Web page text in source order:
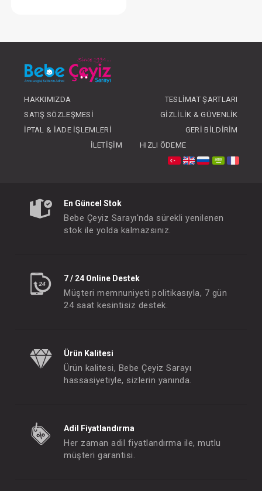
OLUNUZ
HAKKIMIZDA
TESLIMAT ŞARTLARI
SATIŞ SÖZLEŞMESI
GIZLILIK & GÜVENLIK
İPTAL & İADE İŞLEMLERI
GERI BILDIRIM
İLETIŞIM
HIZLI ÖDEME
En Güncel Stok
Bebe Çeyiz Sarayı'nda sürekli yenilenen
stok ile yolda kalmazsınız.
7 / 24 Online Destek
Müşteri memnuniyeti politikasıyla, 7 gün
24 saat kesintisiz destek.
Ürün Kalitesi
Ürün kalitesi, Bebe Çeyiz Sarayı
hassasiyetiyle, sizlerin yanında.
Adil Fiyatlandırma
Her zaman adil fiyatlandırma ile, mutlu
müşteri garantisi.